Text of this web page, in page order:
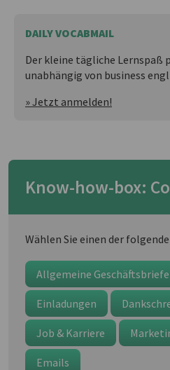
DAILY VOCABMAIL
Der kleine tägliche Lernspaß
unabhängig von business
» Jetzt anmelden!
Know-how-box:
Wählen Sie einen der
Allgemeine Geschäftsbriefe
Einladungen
Job & Karriere
Emails